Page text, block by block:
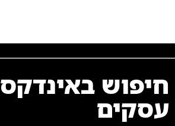
חיפוש באינדקס
עסקים